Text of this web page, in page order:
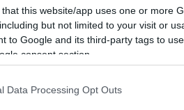
that this website/app uses one or more
but not limited to your visit or
to Google and its third-party tags to
consent section.
Data Processing Opt Outs
2020
регресса: обнаружено новое
Kaspersky обнаружила целевую
куда в том числе входит
это первый случай заражения UEFI
Kaspersky обнаружила используемую
Kaspersky обнаружила уязвимость